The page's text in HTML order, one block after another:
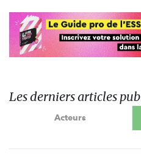
Les derniers articles
Acteurs